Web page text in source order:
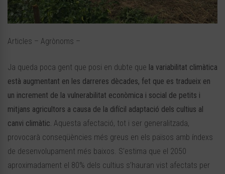
Articles – Agrònoms –
Ja queda poca gent que posi en dubte que la variabilitat climàtica
està augmentant en les darreres dècades, fet que es tradueix en
un increment de la vulnerabilitat econòmica i social de petits i
mitjans agricultors a causa de la difícil adaptació dels cultius al
canvi climàtic. Aquesta afectació, tot i ser generalitzada,
provocarà conseqüències més greus en els països amb índexs
de desenvolupament més baixos. S’estima que el 2050
aproximadament el 80% dels cultius s’hauran vist afectats per